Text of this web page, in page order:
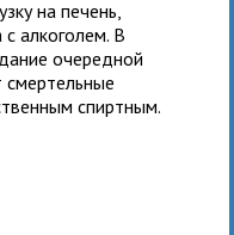
на печень,
с алкоголем. В
очередной
спиртным.